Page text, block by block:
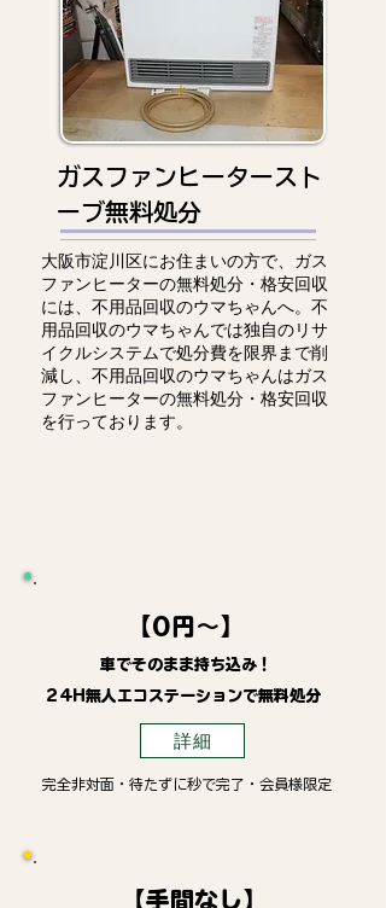
ガスファンヒータースト
ーブ無料処分
大阪市淀川区にお住まいの方で、ガス
ファンヒーターの無料処分・格安回収
には、不用品回収のウマちゃんへ。不
用品回収のウマちゃんでは独自のリサ
イクルシステムで処分費を限界まで削
減し、不用品回収のウマちゃんはガス
ファンヒーターの無料処分・格安回収
を行っております。
【0円～】
車でそのまま持ち込み！
24H無人エコステーションで無料処分
詳細
完全非対面・待たずに秒で完了・会員様限定
【手間なし】